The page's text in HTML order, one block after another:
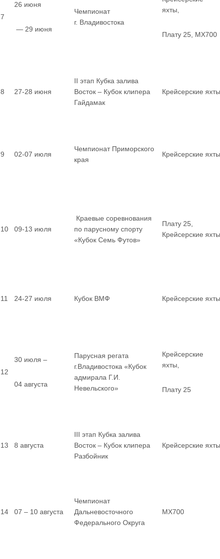
7
26 июня
— 29 июня
Чемпионат
г. Владивостока
яхты,
Плату 25, MX700
8 27-28 июня
II этап Кубка залива
Восток – Кубок клипера
Гайдамак
Крейсерские яхты
9 02-07 июля
Чемпионат Приморского
края
Крейсерские яхты
10 09-13 июля
Краевые соревнования
по парусному спорту
«Кубок Семь Футов»
Плату 25,
Крейсерские яхты
11 24-27 июля Кубок ВМФ Крейсерские яхты
12
30 июля –
04 августа
Парусная регата
г.Владивостока «Кубок
адмирала Г.И.
Невельского»
Крейсерские
яхты,
Плату 25
13 8 августа
III этап Кубка залива
Восток – Кубок клипера
Разбойник
Крейсерские яхты
14 07 – 10 августа
Чемпионат
Дальневосточного
Федерального Округа
MX700